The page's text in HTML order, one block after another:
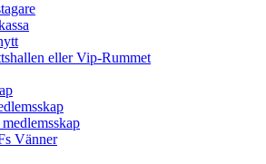
eller Vip-Rummet
Vänner